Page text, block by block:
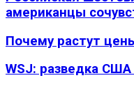
американцы
Почему растут
WSJ: разведка